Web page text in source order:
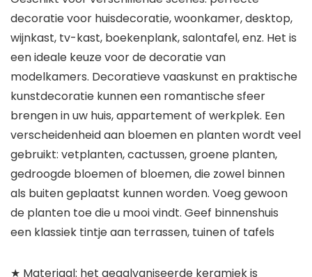
decoratie voor huisdecoratie, woonkamer, desktop,
wijnkast, tv-kast, boekenplank, salontafel, enz. Het is
een ideale keuze voor de decoratie van
modelkamers. Decoratieve vaaskunst en praktische
kunstdecoratie kunnen een romantische sfeer
brengen in uw huis, appartement of werkplek. Een
verscheidenheid aan bloemen en planten wordt veel
gebruikt: vetplanten, cactussen, groene planten,
gedroogde bloemen of bloemen, die zowel binnen
als buiten geplaatst kunnen worden. Voeg gewoon
de planten toe die u mooi vindt. Geef binnenshuis
een klassiek tintje aan terrassen, tuinen of tafels
★ Materiaal: het gegalvaniseerde keramiek is